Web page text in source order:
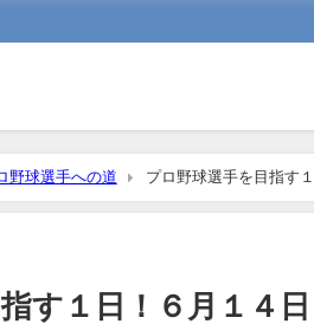
野球選手への道 プロ野球選手を目指す
す１日！６月１４